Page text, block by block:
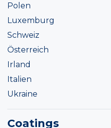
Polen
Luxemburg
Schweiz
Österreich
Irland
Italien
Ukraine
Coatings